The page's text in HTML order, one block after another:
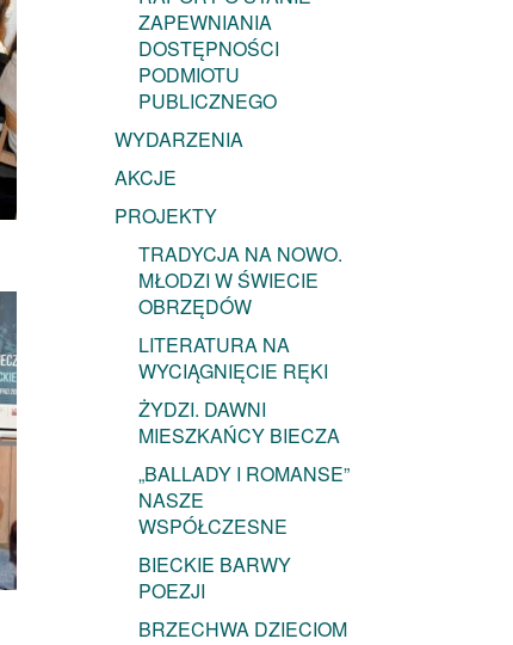
ZAPEWNIANIA
DOSTĘPNOŚCI
PODMIOTU
PUBLICZNEGO
WYDARZENIA
AKCJE
PROJEKTY
TRADYCJA NA NOWO.
MŁODZI W ŚWIECIE
OBRZĘDÓW
LITERATURA NA
WYCIĄGNIĘCIE RĘKI
ŻYDZI. DAWNI
MIESZKAŃCY BIECZA
„BALLADY I ROMANSE”
NASZE
WSPÓŁCZESNE
BIECKIE BARWY
POEZJI
BRZECHWA DZIECIOM